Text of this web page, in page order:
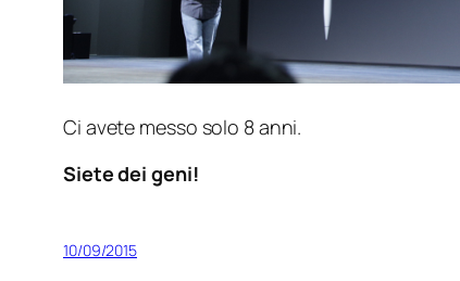
Ci avete messo solo 8 anni.
Siete dei geni!
10/09/2015